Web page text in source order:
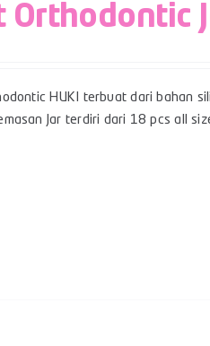
Orthodontic
HUKI terbuat dari bahan
Jar terdiri dari 18 pcs all